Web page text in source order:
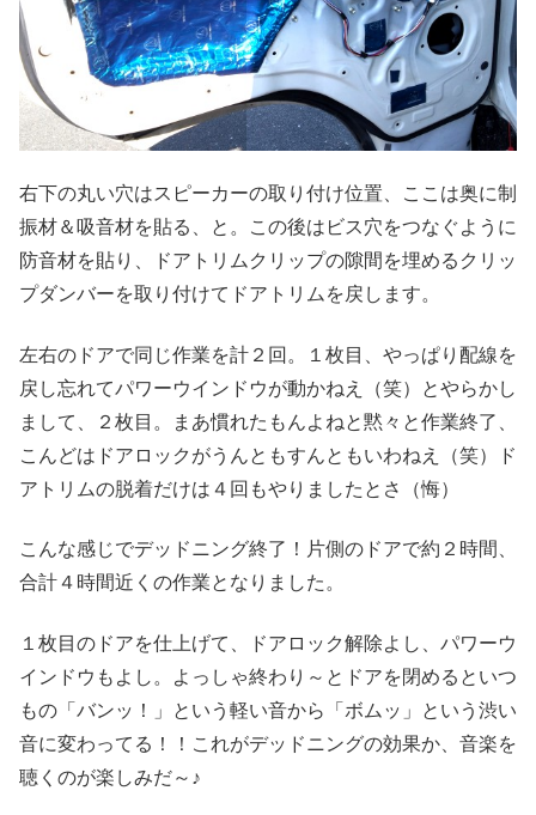
右下の丸い穴はスピーカーの取り付け位置、ここは奥に制
振材＆吸音材を貼る、と。この後はビス穴をつなぐように
防音材を貼り、ドアトリムクリップの隙間を埋めるクリッ
プダンバーを取り付けてドアトリムを戻します。
左右のドアで同じ作業を計２回。１枚目、やっぱり配線を
戻し忘れてパワーウインドウが動かねえ（笑）とやらかし
まして、２枚目。まあ慣れたもんよねと黙々と作業終了、
こんどはドアロックがうんともすんともいわねえ（笑）ド
アトリムの脱着だけは４回もやりましたとさ（悔）
こんな感じでデッドニング終了！片側のドアで約２時間、
合計４時間近くの作業となりました。
１枚目のドアを仕上げて、ドアロック解除よし、パワーウ
インドウもよし。よっしゃ終わり～とドアを閉めるといつ
もの「バンッ！」という軽い音から「ボムッ」という渋い
音に変わってる！！これがデッドニングの効果か、音楽を
聴くのが楽しみだ～♪